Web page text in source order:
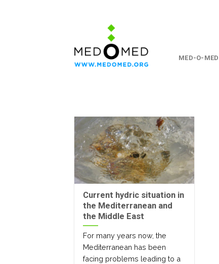
MED-O-MED
Current hydric situation in
the Mediterranean and
the Middle East
For many years now, the
Mediterranean has been
facing problems leading to a